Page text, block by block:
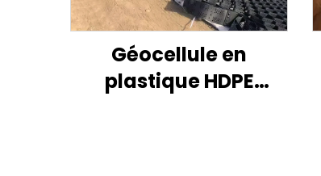
Géocellule en
plastique HDPE